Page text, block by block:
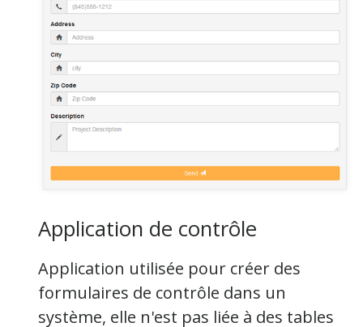
Application de contrôle
Application utilisée pour créer des
formulaires de contrôle dans un
système, elle n'est pas liée à des tables